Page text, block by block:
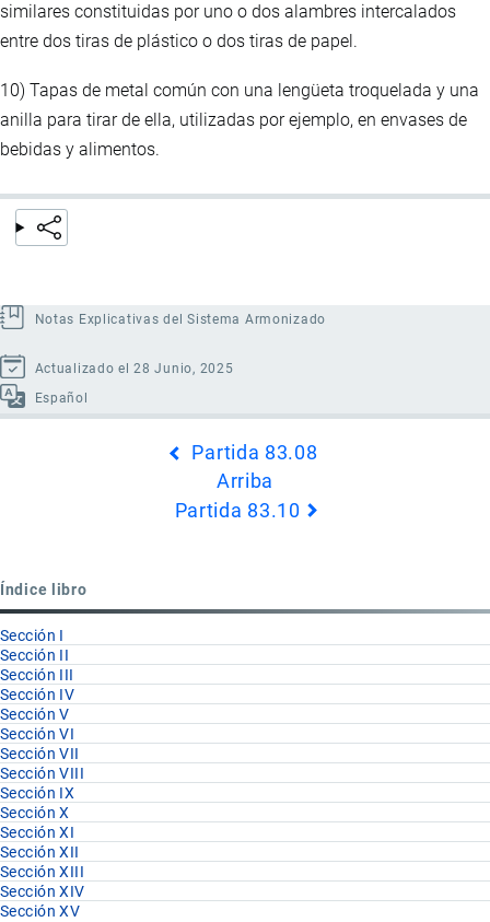
similares constituidas por uno o dos alambres intercalados
entre dos tiras de plástico o dos tiras de papel.
10) Tapas de metal común con una lengüeta troquelada y una
anilla para tirar de ella, utilizadas por ejemplo, en envases de
bebidas y alimentos.
Notas Explicativas del Sistema Armonizado
Actualizado el 28 Junio, 2025
Español
Partida 83.08
Arriba
Partida 83.10
Índice libro
Sección I
Sección II
Sección III
Sección IV
Sección V
Sección VI
Sección VII
Sección VIII
Sección IX
Sección X
Sección XI
Sección XII
Sección XIII
Sección XIV
Sección XV